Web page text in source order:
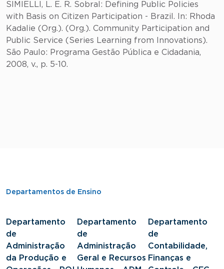
SIMIELLI, L. E. R. Sobral: Defining Public Policies
with Basis on Citizen Participation - Brazil. In: Rhoda
Kadalie (Org.). (Org.). Community Participation and
Public Service (Series Learning from Innovations).
São Paulo: Programa Gestão Pública e Cidadania,
2008, v., p. 5-10.
Departamentos de Ensino
Departamento
de
Administração
da Produção e
Departamento
de
Administração
Geral e Recursos
Departamento
de
Contabilidade,
Finanças e